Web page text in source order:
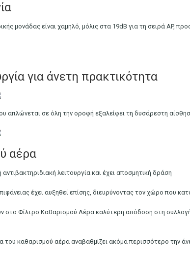
μονάδας είναι χαμηλό, μόλις στα 19dB για τη σειρά AP,
για άνετη πρακτικότητα
απλώνεται σε όλη την οροφή εξαλείφει τη δυσάρεστη
αέρα
λειτουργία και έχει αποσμητική δράση
έχει αυξηθεί επίσης, διευρύνοντας τον χώρο που
στο Φίλτρο Καθαρισμού Αέρα καλύτερη απόδοση στη
του καθαρισμού αέρα αναβαθμίζει ακόμα περισσότερο την